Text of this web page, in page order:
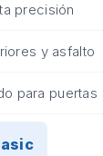
precisión
y asfalto
para puertas